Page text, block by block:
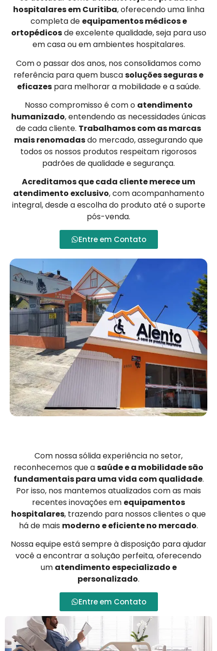
hospitalares em Curitiba, oferecendo uma linha
completa de equipamentos médicos e
ortopédicosde excelente qualidade, seja para uso
em casa ou em ambientes hospitalares.
Com o passar dos anos, nos consolidamos como
referência para quem buscasoluções seguras e
eficazespara melhorar a mobilidade e a saúde.
Nosso compromisso é com o atendimento
humanizado, entendendo as necessidades únicas
de cada cliente. Trabalhamos com as marcas
mais renomadasdo mercado, assegurando que
todos os nossos produtos respeitam rigorosos
padrões de qualidade e segurança.
Acreditamos que cada cliente merece um
atendimento exclusivo, com acompanhamento
integral, desde a escolha do produto até o suporte
pós-venda.
Entre em Contato
Com nossa sólida experiência no setor,
reconhecemos que asaúde e a mobilidade são
fundamentais para uma vida com qualidade.
Por isso, nos mantemos atualizados com as mais
recentes inovações em equipamentos
hospitalares, trazendo para nossos clientes o que
há de mais moderno e eficiente no mercado.
Nossa equipe está sempre à disposição para ajudar
você a encontrar a solução perfeita, oferecendo
um atendimento especializado e
personalizado.
Entre em Contato